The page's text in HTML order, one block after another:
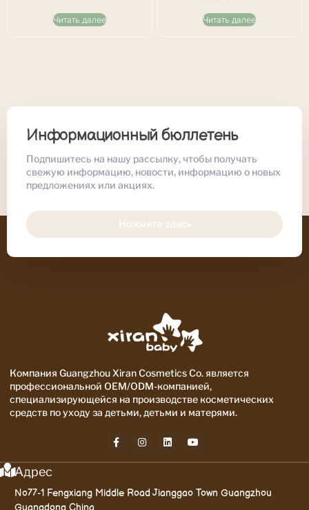
Читать далее Читать далее
Информационный бюллетень
Подпишитесь на нашу рассылку, чтобы получать
свежую информацию, новости, информацию о новых
предложениях или акциях.
Нажмите здесь
Компания Guangzhou Xiran Cosmetics Co. является
профессиональной OEM/ODM-компанией,
специализирующейся на производстве косметических
средств по уходу за детьми, детьми и матерями.
Адрес
No77-1 Fengxiang Middle Road Jianggao Town Guangzhou